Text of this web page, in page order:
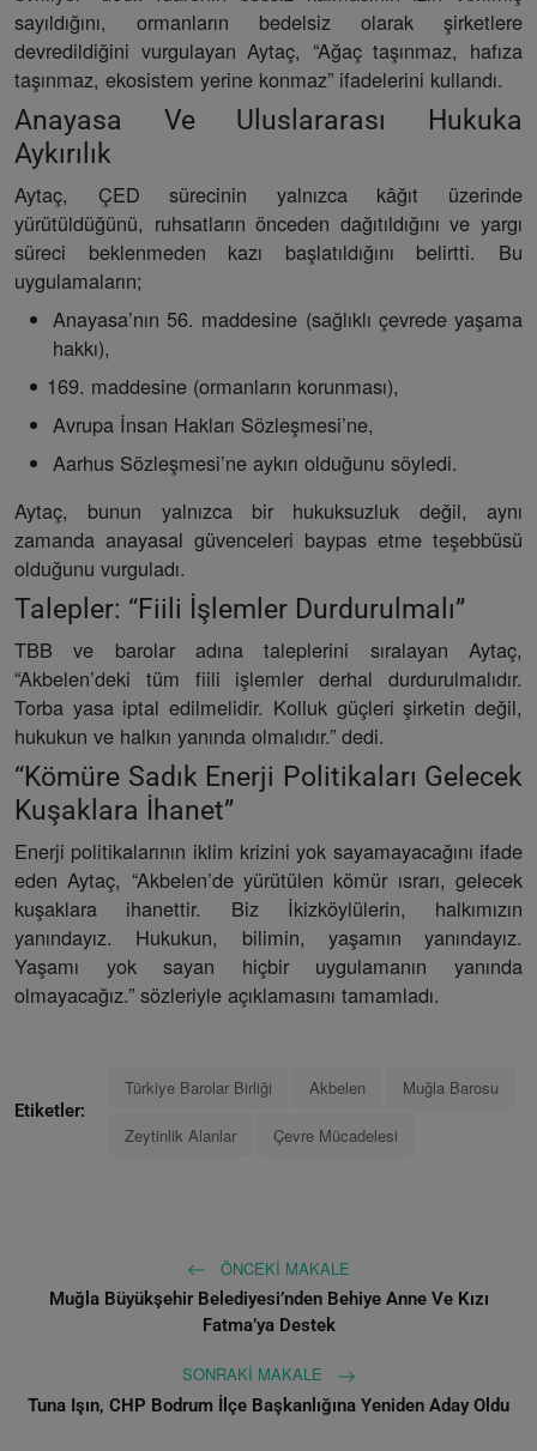
sayıldığını, ormanların bedelsiz olarak şirketlere
devredildiğini vurgulayan Aytaç, “Ağaç taşınmaz, hafıza
taşınmaz, ekosistem yerine konmaz” ifadelerini kullandı.
Anayasa Ve Uluslararası Hukuka
Aykırılık
Aytaç, ÇED sürecinin yalnızca kâğıt üzerinde
yürütüldüğünü, ruhsatların önceden dağıtıldığını ve yargı
süreci beklenmeden kazı başlatıldığını belirtti. Bu
uygulamaların;
Anayasa’nın 56. maddesine (sağlıklı çevrede yaşama
hakkı),
maddesine (ormanların korunması),
Avrupa İnsan Hakları Sözleşmesi’ne,
Aarhus Sözleşmesi’ne aykırı olduğunu söyledi.
Aytaç, bunun yalnızca bir hukuksuzluk değil, aynı
zamanda anayasal güvenceleri baypas etme teşebbüsü
olduğunu vurguladı.
Talepler: “Fiili İşlemler Durdurulmalı”
TBB ve barolar adına taleplerini sıralayan Aytaç,
“Akbelen’deki tüm fiili işlemler derhal durdurulmalıdır.
Torba yasa iptal edilmelidir. Kolluk güçleri şirketin değil,
hukukun ve halkın yanında olmalıdır.” dedi.
“Kömüre Sadık Enerji Politikaları Gelecek
Kuşaklara İhanet”
Enerji politikalarının iklim krizini yok sayamayacağını ifade
eden Aytaç, “Akbelen’de yürütülen kömür ısrarı, gelecek
kuşaklara ihanettir. Biz İkizköylülerin, halkımızın
yanındayız. Hukukun, bilimin, yaşamın yanındayız.
Yaşamı yok sayan hiçbir uygulamanın yanında
olmayacağız.” sözleriyle açıklamasını tamamladı.
Etiketler:
Türkiye Barolar Birliği Akbelen Muğla Barosu
Zeytinlik Alanlar Çevre Mücadelesi
ÖNCEKI MAKALE
Muğla Büyükşehir Belediyesi’nden Behiye Anne Ve Kızı
Fatma’ya Destek
SONRAKI MAKALE
Tuna Işın, CHP Bodrum İlçe Başkanlığına Yeniden Aday Oldu